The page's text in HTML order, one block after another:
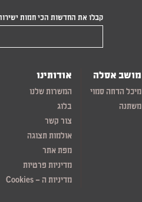
קבלו את החדשות הכי חמות
מושב אסלה
מיכל הדחה סמוי
משתנה
אודותינו
המשרות שלנו
בלוג
צור קשר
אולמות תצוגה
מפת אתר
מדיניות פרטיות
מדיניות ה – Cookies